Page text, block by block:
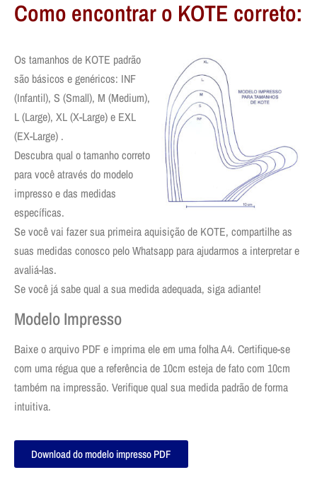
Como encontrar o KOTE correto:
Os tamanhos de KOTE padrão
são básicos e genéricos: INF
(Infantil), S (Small), M (Medium),
L (Large), XL (X-Large) e EXL
(EX-Large) .
Descubra qual o tamanho correto
para você através do modelo
impresso e das medidas
específicas.
Se você vai fazer sua primeira aquisição de KOTE, compartilhe as
suas medidas conosco pelo Whatsapp para ajudarmos a interpretar e
avaliá-las.
Se você já sabe qual a sua medida adequada, siga adiante!
Modelo Impresso
Baixe o arquivo PDF e imprima ele em uma folha A4. Certifique-se
com uma régua que a referência de 10cm esteja de fato com 10cm
também na impressão. Verifique qual sua medida padrão de forma
intuitiva.
Download do modelo impresso PDF